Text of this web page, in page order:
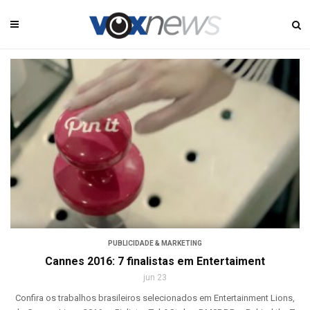
PUBLICIDADE & MARKETING
Cannes 2016: 7 finalistas em Entertaiment
jun 23
Confira os trabalhos brasileiros selecionados em Entertainment Lions,